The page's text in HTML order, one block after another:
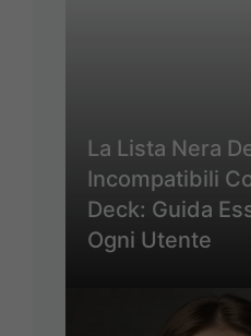
La Lista Nera
Incompatibili
Deck: Guida
Ogni Utente